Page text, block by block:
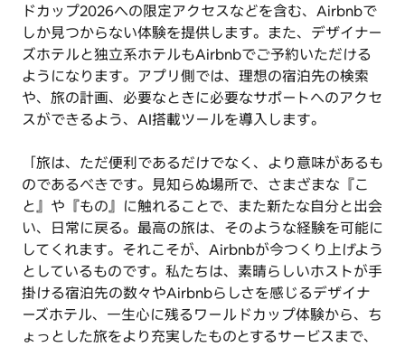
ドカップ2026への限定アクセスなどを含む、Airbnbで
しか見つからない体験を提供します。また、デザイナー
ズホテルと独立系ホテルもAirbnbでご予約いただける
ようになります。アプリ側では、理想の宿泊先の検索
や、旅の計画、必要なときに必要なサポートへのアクセ
スができるよう、AI搭載ツールを導入します。
「旅は、ただ便利であるだけでなく、より意味があるも
のであるべきです。見知らぬ場所で、さまざまな『こ
と』や『もの』に触れることで、また新たな自分と出会
い、日常に戻る。最高の旅は、そのような経験を可能に
してくれます。それこそが、Airbnbが今つくり上げよう
としているものです。私たちは、素晴らしいホストが手
掛ける宿泊先の数々やAirbnbらしさを感じるデザイナ
ーズホテル、一生心に残るワールドカップ体験から、ち
ょっとした旅をより充実したものとするサービスまで、